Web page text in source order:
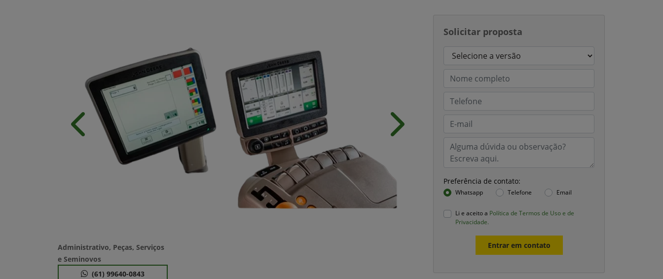
Solicitar proposta
Preferência de contato:
Whatsapp Telefone Email
Li e aceito a Política de Termos de Uso e de
Privacidade.
Entrar em contato
Anterior Próximo
Administrativo, Peças, Serviços
e Seminovos
(61) 99640-0843